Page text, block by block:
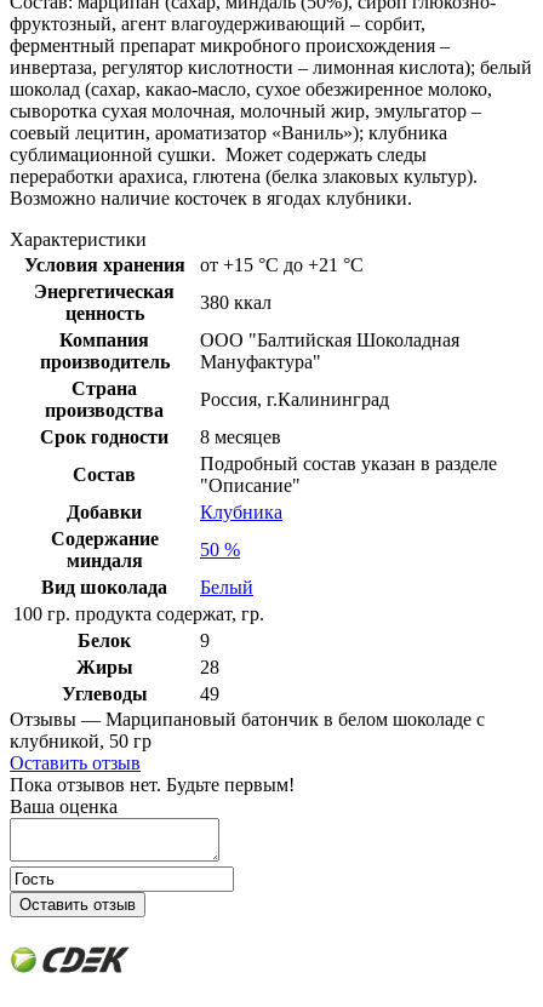
фруктозный, агент влагоудерживающий – сорбит,
ферментный препарат микробного происхождения –
инвертаза, регулятор кислотности – лимонная кислота); белый
шоколад (сахар, какао-масло, сухое обезжиренное молоко,
сыворотка сухая молочная, молочный жир, эмульгатор –
соевый лецитин, ароматизатор «Ваниль»); клубника
сублимационной сушки. Может содержать следы
переработки арахиса, глютена (белка злаковых культур).
Возможно наличие косточек в ягодах клубники.
Характеристики
Условия хранения
от +15 °C до +21 °C
Энергетическая
ценность
380 ккал
Компания
производитель
ООО "Балтийская Шоколадная
Мануфактура"
Страна
производства
Россия, г.Калининград
Срок годности
8 месяцев
Состав
Подробный состав указан в разделе
"Описание"
Добавки
Клубника
Содержание
миндаля
50 %
Вид шоколада
Белый
100 гр. продукта содержат, гр.
Белок
9
Жиры
28
Углеводы
49
Отзывы — Марципановый батончик в белом шоколаде с
клубникой, 50 гр
Оставить отзыв
Пока отзывов нет. Будьте первым!
Ваша оценка
Оставить отзыв